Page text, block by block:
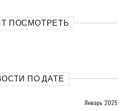
ПОСМОТРЕТЬ
ПО ДАТЕ
Январь 2025